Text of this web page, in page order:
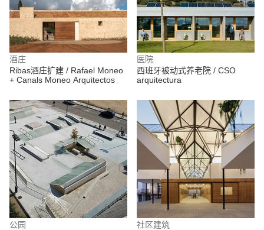
酒庄
Ribas酒庄扩建 / Rafael Moneo
+ Canals Moneo Arquitectos
医院
西班牙被动式养老院 / CSO
arquitectura
公园
社区建筑